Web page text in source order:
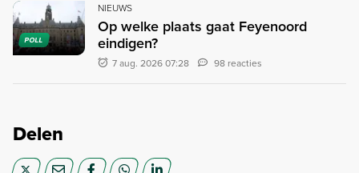
POLL
NIEUWS
Op welke plaats gaat Feyenoord
eindigen?
7 aug. 2026 07:28 98 reacties
Delen